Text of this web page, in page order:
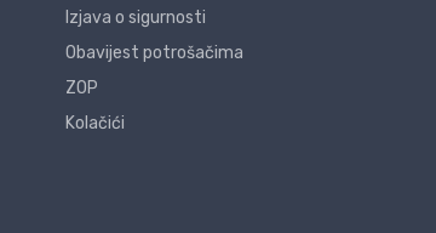
Izjava o sigurnosti
Obavijest potrošačima
ZOP
Kolačići